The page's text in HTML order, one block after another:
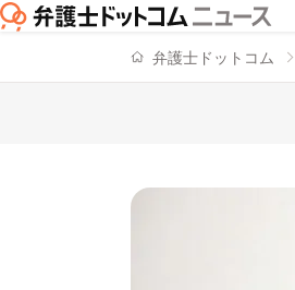
弁護士ドットコム